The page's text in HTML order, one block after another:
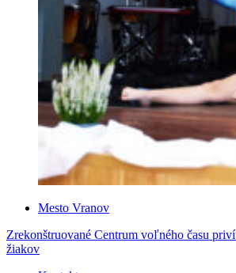
Mesto Vranov
Zrekonštruované Centrum voľného času
žiakov